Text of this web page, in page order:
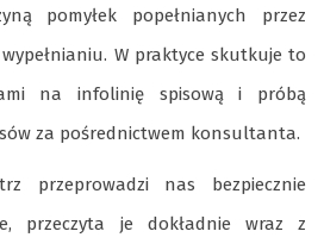
pomyłek popełnianych przez
W praktyce skutkuje to
na infolinię spisową i próbą
za pośrednictwem konsultanta.
przeprowadzi nas bezpiecznie
przeczyta je dokładnie wraz z